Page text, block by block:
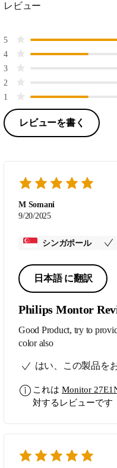
レビュー
5
4
3
2
1
レビューを書く
M Somani
9/20/2025
シンガポール
日本語 に翻訳
Philips Montor
Good Product, try to
color also
はい、この製品を
これは Monitor
対するレビューです